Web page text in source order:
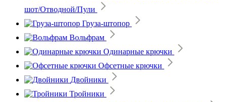
шот/Отводной/Пули
Груза-штопор
Вольфрам
Одинарные крючки
Офсетные крючки
Двойники
Тройники